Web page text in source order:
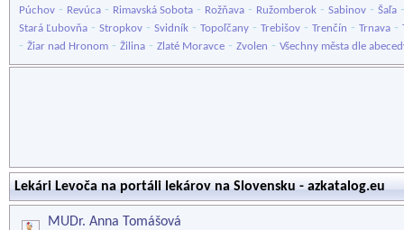
Púchov - Revúca - Rimavská Sobota - Rožňava - Ružomberok - Sabinov - Šaľa
Stará Ľubovňa - Stropkov - Svidník - Topoľčany - Trebišov - Trenčín - Trnava -
- Žiar nad Hronom - Žilina - Zlaté Moravce - Zvolen - Všechny města dle
Lekári Levoča na portáli lekárov na Slovensku - azkatalog.eu
MUDr. Anna Tomášová